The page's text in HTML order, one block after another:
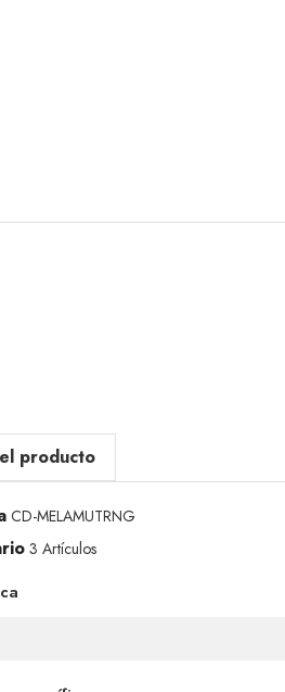
producto
CD-MELAMUTRNG
3 Artículos